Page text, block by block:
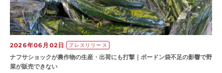
2026年06月02日 プレスリリース
ナフサショックが農作物の⽣産・出荷にも打撃｜ボードン袋不⾜の影響で野
菜が販売できない